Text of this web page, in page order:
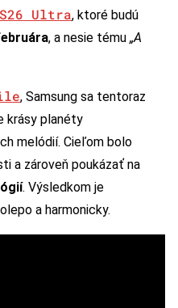
Ultra, ktoré budú
, a nesie tému „A
, Samsung sa tentoraz
krásy planéty
melódií. Cieľom bolo
a zároveň poukázať na
. Výsledkom je
a harmonicky.